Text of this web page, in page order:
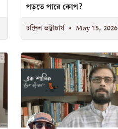
পড়তে পারে কোপ?
চন্দ্রিল ভট্টাচার্য
May 15, 2026